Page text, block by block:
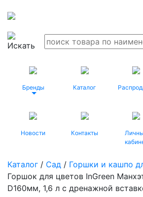
Бренды Каталог
Новости Контакты
Каталог / Сад / Горшки и кашпо
Горшок для цветов InGreen
D160мм, 1,6 л c дренажной